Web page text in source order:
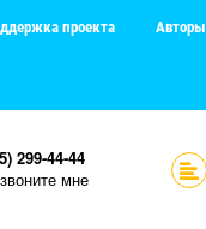
проекта Авторы
299-44-44
мне